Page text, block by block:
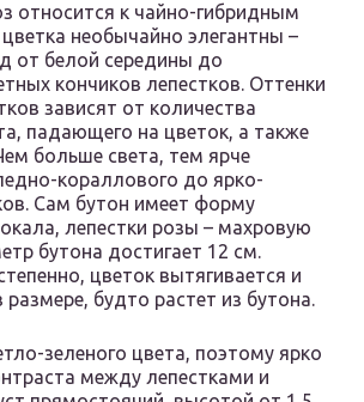
относится к чайно-гибридным
необычайно элегантны –
от белой середины до
кончиков лепестков. Оттенки
зависят от количества
падающего на цветок, а также
больше света, тем ярче
кораллового до ярко-
Сам бутон имеет форму
лепестки розы – махровую
бутона достигает 12 см.
цветок вытягивается и
размере, будто растет из бутона.
зеленого цвета, поэтому ярко
между лепестками и